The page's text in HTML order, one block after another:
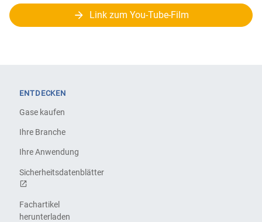
Link zum You-Tube-Film
ENTDECKEN
Gase kaufen
Ihre Branche
Ihre Anwendung
Sicherheitsdatenblätter
Fachartikel
herunterladen